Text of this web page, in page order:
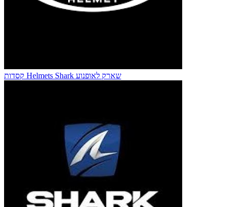
קסדות Helmets Shark שארק לאופנוע